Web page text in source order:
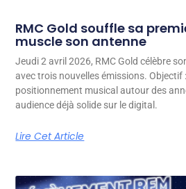
RMC Gold souffle sa
muscle son antenne
Jeudi 2 avril 2026, RMC Gold célèbre
avec trois nouvelles émissions. Objectif
positionnement musical autour des
audience déjà solide sur le digital.
Lire Cet Article